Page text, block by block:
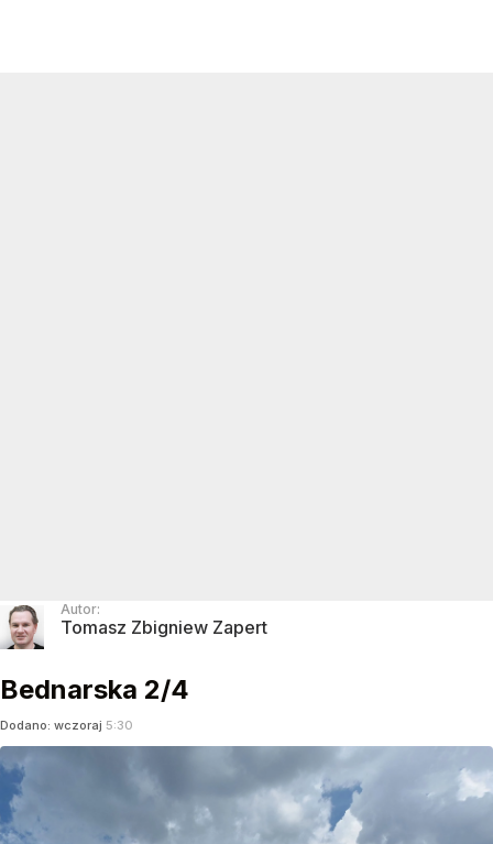
Autor:
Tomasz Zbigniew Zapert
Bednarska 2/4
Dodano: wczoraj 5:30